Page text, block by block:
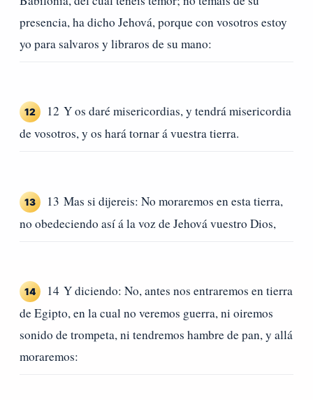
presencia, ha dicho Jehová, porque con vosotros estoy
yo para salvaros y libraros de su mano:
12
12 Y os daré misericordias, y tendrá misericordia
de vosotros, y os hará tornar á vuestra tierra.
13
13 Mas si dijereis: No moraremos en esta tierra,
no obedeciendo así á la voz de Jehová vuestro Dios,
14
14 Y diciendo: No, antes nos entraremos en tierra
de Egipto, en la cual no veremos guerra, ni oiremos
sonido de trompeta, ni tendremos hambre de pan, y allá
moraremos: